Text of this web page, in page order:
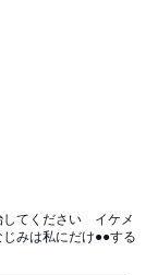
してください イケメ
みは私にだけ●●する